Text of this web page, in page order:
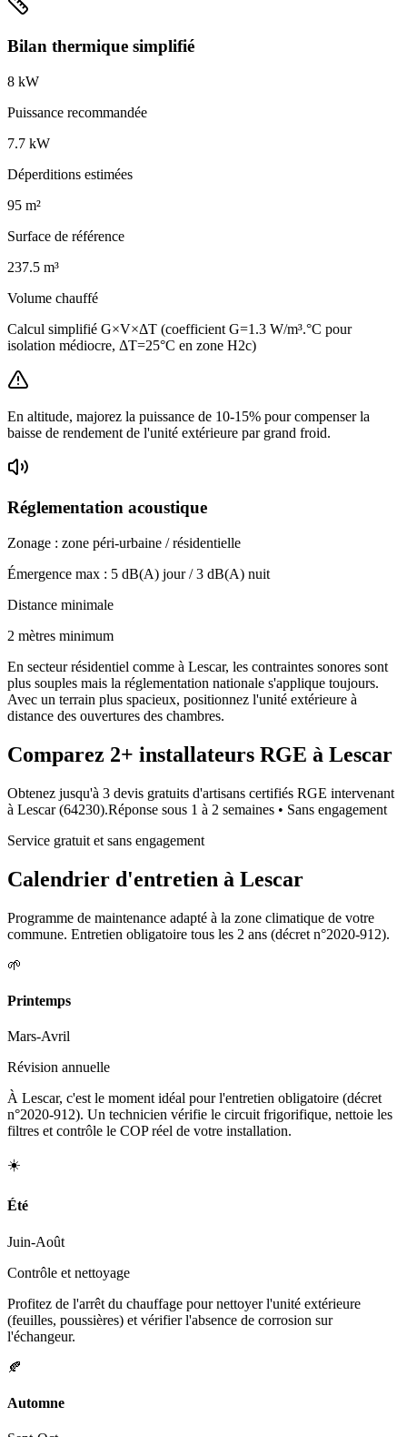
Bilan thermique simplifié
8 kW
Puissance recommandée
7.7 kW
Déperditions estimées
95 m²
Surface de référence
237.5 m³
Volume chauffé
Calcul simplifié G×V×ΔT (coefficient G=1.3 W/m³.°C pour
isolation médiocre, ΔT=25°C en zone H2c)
En altitude, majorez la puissance de 10-15% pour compenser la
baisse de rendement de l'unité extérieure par grand froid.
Réglementation acoustique
Zonage : zone péri-urbaine / résidentielle
Émergence max : 5 dB(A) jour /3 dB(A) nuit
Distance minimale
2 mètres minimum
En secteur résidentiel comme à Lescar, les contraintes sonores sont
plus souples mais la réglementation nationale s'applique toujours.
Avec un terrain plus spacieux, positionnez l'unité extérieure à
distance des ouvertures des chambres.
Comparez 2+ installateurs RGE à Lescar
Obtenez jusqu'à 3 devis gratuits d'artisans certifiés RGE intervenant
à Lescar(64230).Réponse sous 1 à 2 semaines • Sans engagement
Service gratuit et sans engagement
Calendrier d'entretien à Lescar
Programme de maintenance adapté à la zone climatique de votre
commune. Entretien obligatoire tous les 2 ans (décret n°2020-912).
🌱
Printemps
Mars-Avril
Révision annuelle
À Lescar, c'est le moment idéal pour l'entretien obligatoire (décret
n°2020-912). Un technicien vérifie le circuit frigorifique, nettoie les
filtres et contrôle le COP réel de votre installation.
☀️
Été
Juin-Août
Contrôle et nettoyage
Profitez de l'arrêt du chauffage pour nettoyer l'unité extérieure
(feuilles, poussières) et vérifier l'absence de corrosion sur
l'échangeur.
🍂
Automne